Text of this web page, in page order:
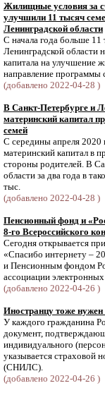
Жилищные условия за
улучшили 11 тысяч
Ленинградской области
С начала года больше
Ленинградской области
капитала на улучшение
направление программы
(добавлено 2022-04-28 )
В Санкт-Петербурге и
материнский капитал
семей
С середины апреля
материнский капитал в
стороны родителей. В
области за два года в
тыс.
(добавлено 2022-04-28 )
Пенсионный фонд и
8-го Всероссийского
Сегодня открывается
«Спасибо интернету –
и Пенсионным фондом
ассоциации
(добавлено 2022-04-26 )
Иностранцу тоже
У каждого гражданина
документ,
индивидуального
указывается страховой
(СНИЛС).
(добавлено 2022-04-26 )